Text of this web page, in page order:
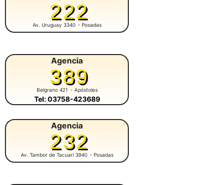
222
Av. Uruguay 3340 - Posadas
Agencia
389
Belgrano 421 - Apóstoles
Tel: 03758-423689
Agencia
232
Av. Tambor de Tacuarí 3940 - Posadas